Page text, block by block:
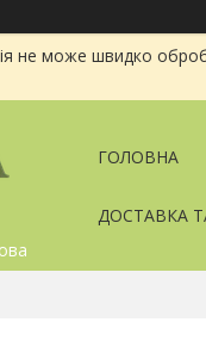
не може швидко
ГОЛОВНА
ДОСТАВКА